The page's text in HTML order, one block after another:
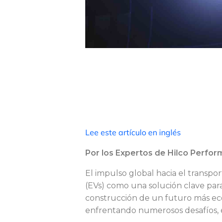
u
p
e
Lee este artículo en inglés
Por los Expertos de Hilco
El impulso global hacia el
(EVs) como una solución clave
construcción de un futuro más
enfrentando numerosos